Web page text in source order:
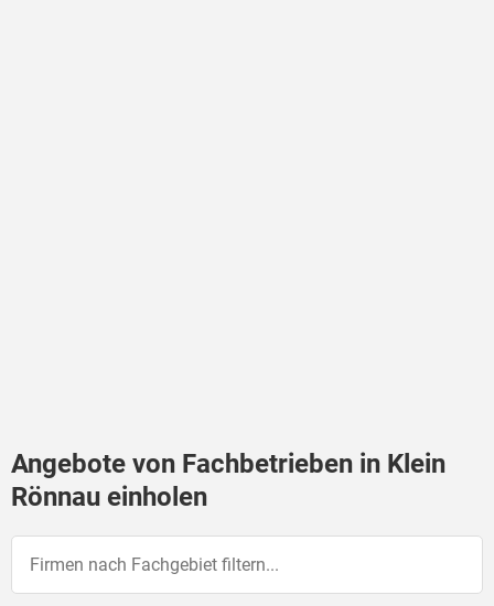
Angebote von Fachbetrieben in Klein
Rönnau einholen